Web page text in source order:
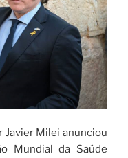
Javier Milei anunciou
Mundial da Saúde